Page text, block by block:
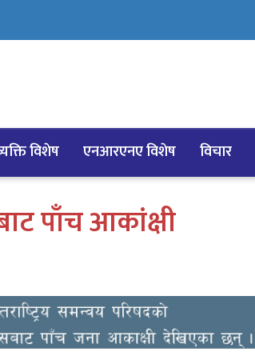
विशेष एनआरएनए विशेष विचार
पाँच आकांक्षी